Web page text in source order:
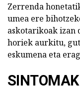
Zerrenda
umea ere
askotarikoak izan
horiek aurkitu,
eskumena eta
SINTOMAK